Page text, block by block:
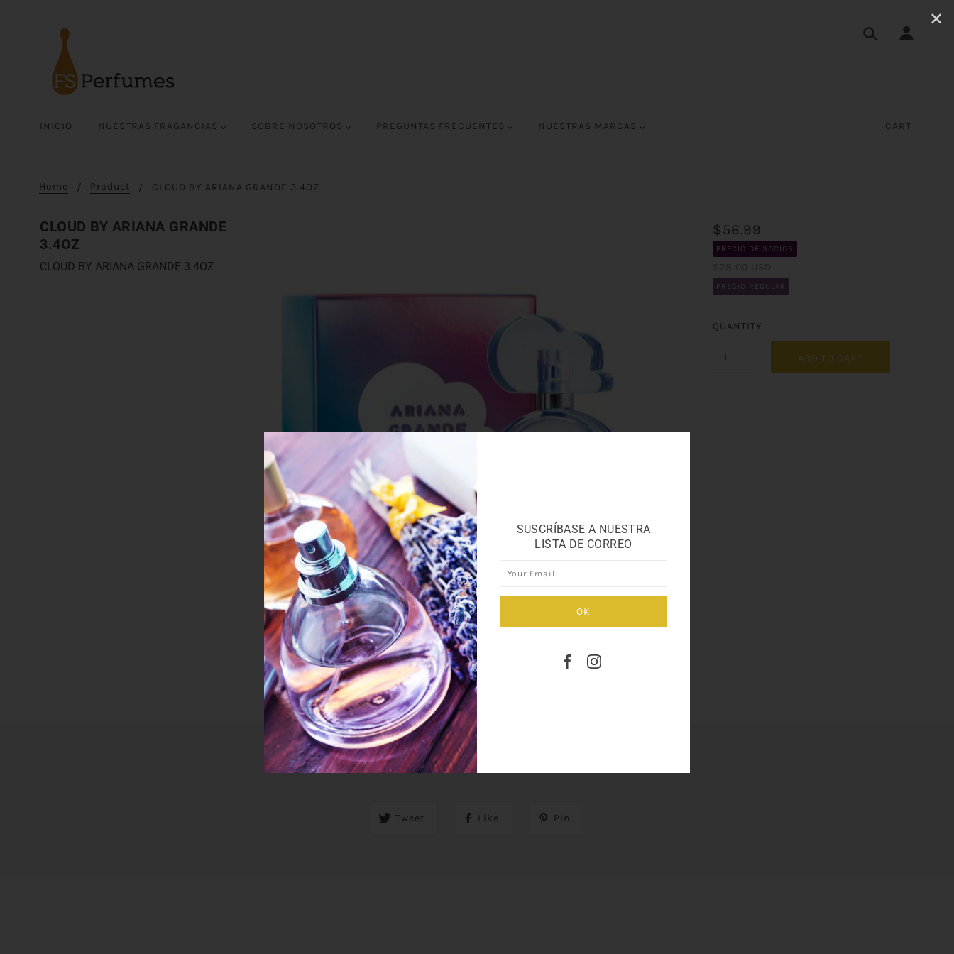
INICIO NUESTRAS FRAGANCIAS SOBRE NOSOTROS PREGUNTAS FRECUENTES NUESTRAS MARCAS CART
Home Product CLOUD BY ARIANA GRANDE 3.4OZ
CLOUD BY ARIANA GRANDE
3.4OZ
$56.99
PRECIO DE SOCIOS
$78.00 USD
PRECIO REGULAR
QUANTITY
ADD TO CART
CLOUD BY ARIANA GRANDE 3.4OZ
SHARE THIS
Tweet Like Pin
✕
SUSCRÍBASE A NUESTRA
LISTA DE CORREO